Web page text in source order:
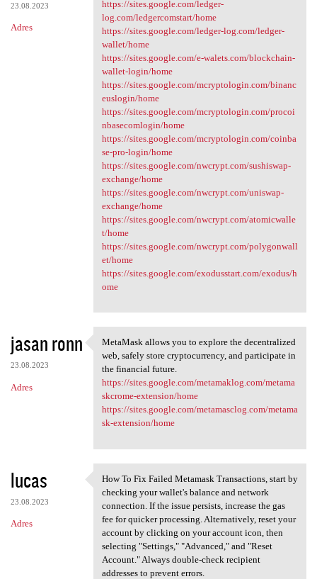
23.08.2023
Adres
https://sites.google.com/ledger-
log.com/ledgercomstart/home
https://sites.google.com/ledger-log.com/ledger-
wallet/home
https://sites.google.com/e-walets.com/blockchain-
wallet-login/home
https://sites.google.com/mcryptologin.com/binanc
euslogin/home
https://sites.google.com/mcryptologin.com/procoi
nbasecomlogin/home
https://sites.google.com/mcryptologin.com/coinba
se-pro-login/home
https://sites.google.com/nwcrypt.com/sushiswap-
exchange/home
https://sites.google.com/nwcrypt.com/uniswap-
exchange/home
https://sites.google.com/nwcrypt.com/atomicwalle
t/home
https://sites.google.com/nwcrypt.com/polygonwall
et/home
https://sites.google.com/exodusstart.com/exodus/h
ome
jasan ronn
23.08.2023
Adres
MetaMask allows you to
MetaMask allows you to explore the decentralized
web, safely store cryptocurrency, and participate in
the financial future.
https://sites.google.com/metamaklog.com/metama
skcrome-extension/home
https://sites.google.com/metamasclog.com/metama
sk-extension/home
lucas
23.08.2023
Adres
How To Fix Failed Metamask
How To Fix Failed Metamask Transactions, start by
checking your wallet's balance and network
connection. If the issue persists, increase the gas
fee for quicker processing. Alternatively, reset your
account by clicking on your account icon, then
selecting "Settings," "Advanced," and "Reset
Account." Always double-check recipient
addresses to prevent errors.